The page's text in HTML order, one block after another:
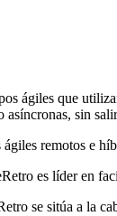
ágiles que
asíncronas, sin
remotos e
es líder en
se sitúa a la